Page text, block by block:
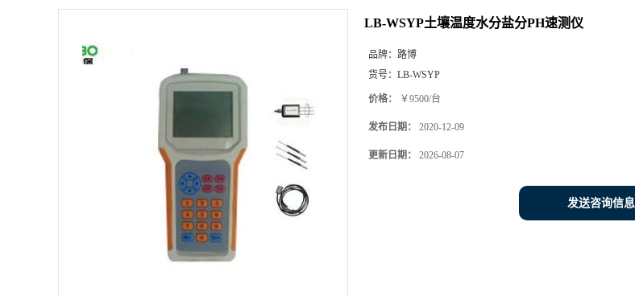
LB-WSYP土壤温度水分盐分PH速测仪
品牌： 路博
货号： LB-WSYP
价格： ￥9500/台
发布日期： 2020-12-09
更新日期： 2026-08-07
发送咨询信息